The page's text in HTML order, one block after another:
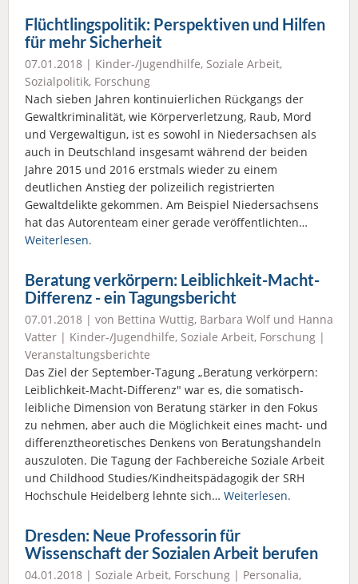
Flüchtlingspolitik: Perspektiven und Hilfen
für mehr Sicherheit
07.01.2018 | Kinder-/Jugendhilfe, Soziale Arbeit,
Sozialpolitik, Forschung
Nach sieben Jahren kontinuierlichen Rückgangs der
Gewaltkriminalität, wie Körperverletzung, Raub, Mord
und Vergewaltigun, ist es sowohl in Niedersachsen als
auch in Deutschland insgesamt während der beiden
Jahre 2015 und 2016 erstmals wieder zu einem
deutlichen Anstieg der polizeilich registrierten
Gewaltdelikte gekommen. Am Beispiel Niedersachsens
hat das Autorenteam einer gerade veröffentlichten…
Weiterlesen.
Beratung verkörpern: Leiblichkeit-Macht-
Differenz - ein Tagungsbericht
07.01.2018 | von Bettina Wuttig, Barbara Wolf und Hanna
Vatter | Kinder-/Jugendhilfe, Soziale Arbeit, Forschung |
Veranstaltungsberichte
Das Ziel der September-Tagung „Beratung verkörpern:
Leiblichkeit-Macht-Differenz" war es, die somatisch-
leibliche Dimension von Beratung stärker in den Fokus
zu nehmen, aber auch die Möglichkeit eines macht- und
differenztheoretisches Denkens von Beratungshandeln
auszuloten. Die Tagung der Fachbereiche Soziale Arbeit
und Childhood Studies/Kindheitspädagogik der SRH
Hochschule Heidelberg lehnte sich… Weiterlesen.
Dresden: Neue Professorin für
Wissenschaft der Sozialen Arbeit berufen
04.01.2018 | Soziale Arbeit, Forschung | Personalia,